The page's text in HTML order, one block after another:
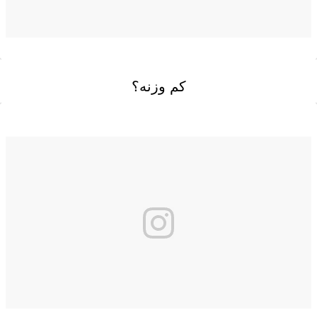
كم وزنه؟